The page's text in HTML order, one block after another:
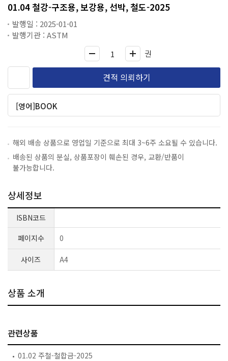
01.04 철강-구조용, 보강용, 선박, 철도-2025
발행일 : 2025-01-01
발행기관 : ASTM
권
견적 의뢰하기
[영어]BOOK
해외 배송 상품으로 영업일 기준으로 최대 3~6주 소요될 수 있습니다.
배송된 상품의 분실, 상품포장이 훼손된 경우, 교환/반품이
불가능합니다.
상세정보
ISBN코드
페이지수
0
사이즈 A4
상품 소개
관련상품
01.02 주철-철합금-2025